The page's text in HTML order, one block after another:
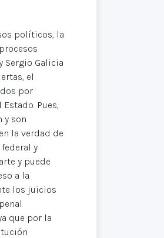
políticos, la
Sergio Galicia
el
por
Pues,
y son
la verdad de
y
y puede
a la
los juicios
que por la